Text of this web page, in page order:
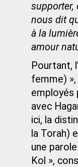
supporter,
nous dit
à la
amour
Pourtant,
femme) »,
employés
avec
ici, la
la Torah)
une
Kol »,